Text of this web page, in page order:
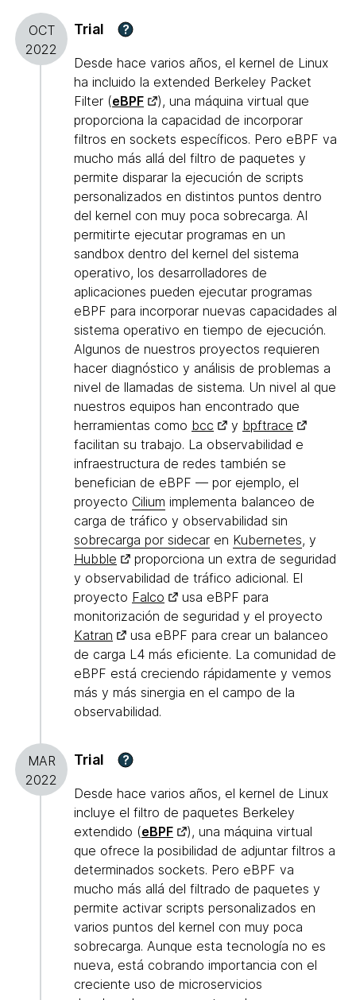
OCT
2022
Trial ?
Desde hace varios años, el kernel de Linux
ha incluido la extended Berkeley Packet
Filter (eBPF
), una máquina virtual que
proporciona la capacidad de incorporar
filtros en sockets específicos. Pero eBPF va
mucho más allá del filtro de paquetes y
permite disparar la ejecución de scripts
personalizados en distintos puntos dentro
del kernel con muy poca sobrecarga. Al
permitirte ejecutar programas en un
sandbox dentro del kernel del sistema
operativo, los desarrolladores de
aplicaciones pueden ejecutar programas
eBPF para incorporar nuevas capacidades al
sistema operativo en tiempo de ejecución.
Algunos de nuestros proyectos requieren
hacer diagnóstico y análisis de problemas a
nivel de llamadas de sistema. Un nivel al que
nuestros equipos han encontrado que
herramientas como bcc y bpftrace
facilitan su trabajo. La observabilidad e
infraestructura de redes también se
benefician de eBPF — por ejemplo, el
proyecto Cilium implementa balanceo de
carga de tráfico y observabilidad sin
sobrecarga por sidecar en Kubernetes, y
Hubble
proporciona un extra de seguridad
y observabilidad de tráfico adicional. El
proyecto Falco
usa eBPF para
monitorización de seguridad y el proyecto
Katran
usa eBPF para crear un balanceo
de carga L4 más eficiente. La comunidad de
eBPF está creciendo rápidamente y vemos
más y más sinergia en el campo de la
observabilidad.
MAR
2022
Trial ?
Desde hace varios años, el kernel de Linux
incluye el filtro de paquetes Berkeley
extendido (eBPF
), una máquina virtual
que ofrece la posibilidad de adjuntar filtros a
determinados sockets. Pero eBPF va
mucho más allá del filtrado de paquetes y
permite activar scripts personalizados en
varios puntos del kernel con muy poca
sobrecarga. Aunque esta tecnología no es
nueva, está cobrando importancia con el
creciente uso de microservicios